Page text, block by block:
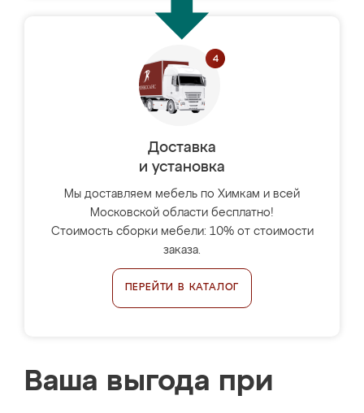
Доставка
и установка
Мы доставляем мебель по Химкам и всей
Московской области бесплатно!
Стоимость сборки мебели: 10% от стоимости
заказа.
ПЕРЕЙТИ В КАТАЛОГ
Ваша выгода при